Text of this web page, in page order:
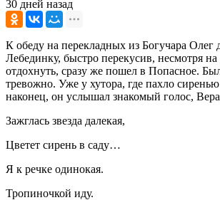
30 дней назад
К обеду на перекладных из Богучара Олег
Лебединку, быстро перекусив, несмотря
отдохнуть, сразу же пошел в Попасное.
тревожно. Уже у хутора, где пахло
наконец, он услышал знакомый голос,
Зажглась звезда далекая,
Цветет сирень в саду…
Я к речке одинокая.
Тропиночкой иду.